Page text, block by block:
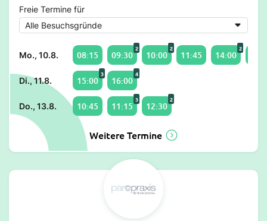
Freie Termine für
Mo., 10.8. 08:15 09:30
2
10:00
2
11:45 14:00
2
Di., 11.8. 15:00
3
16:00
4
Do., 13.8. 10:45 11:15
3
12:30
2
Weitere Termine